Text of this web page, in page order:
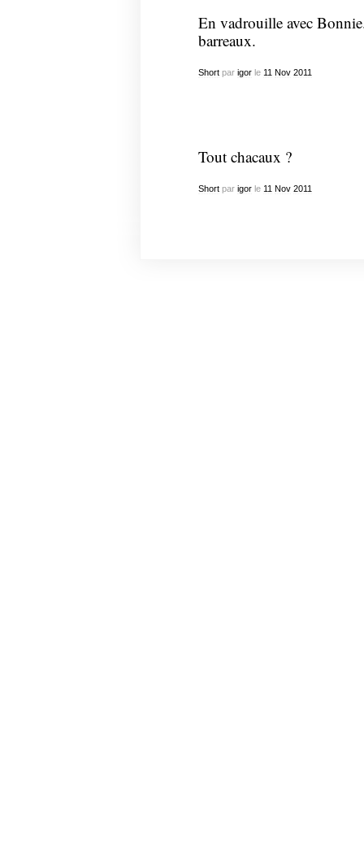
En vadrouille avec
barreaux.
Shortpar igorle 11 Nov 2011
Tout chacaux ?
Shortpar igorle 11 Nov 2011